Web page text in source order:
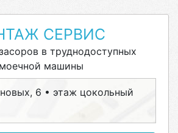
СЕРВИС
в труднодоступных
машины
6 • этаж цокольный